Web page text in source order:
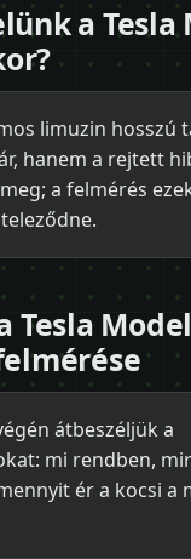
a Tesla
limuzin hosszú
hanem a rejtett
a felmérés
Tesla
átbeszéljük a
mi rendben,
ér a kocsi a